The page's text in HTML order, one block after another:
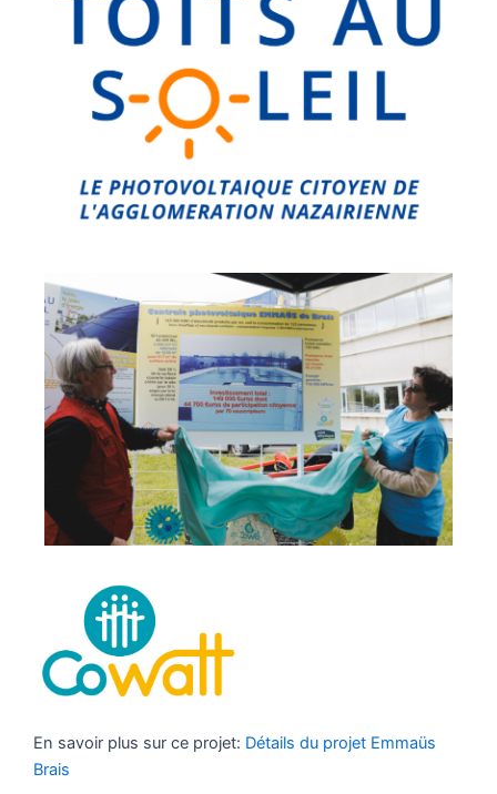
En savoir plus sur ce projet: Détails du projet Emmaüs
Brais